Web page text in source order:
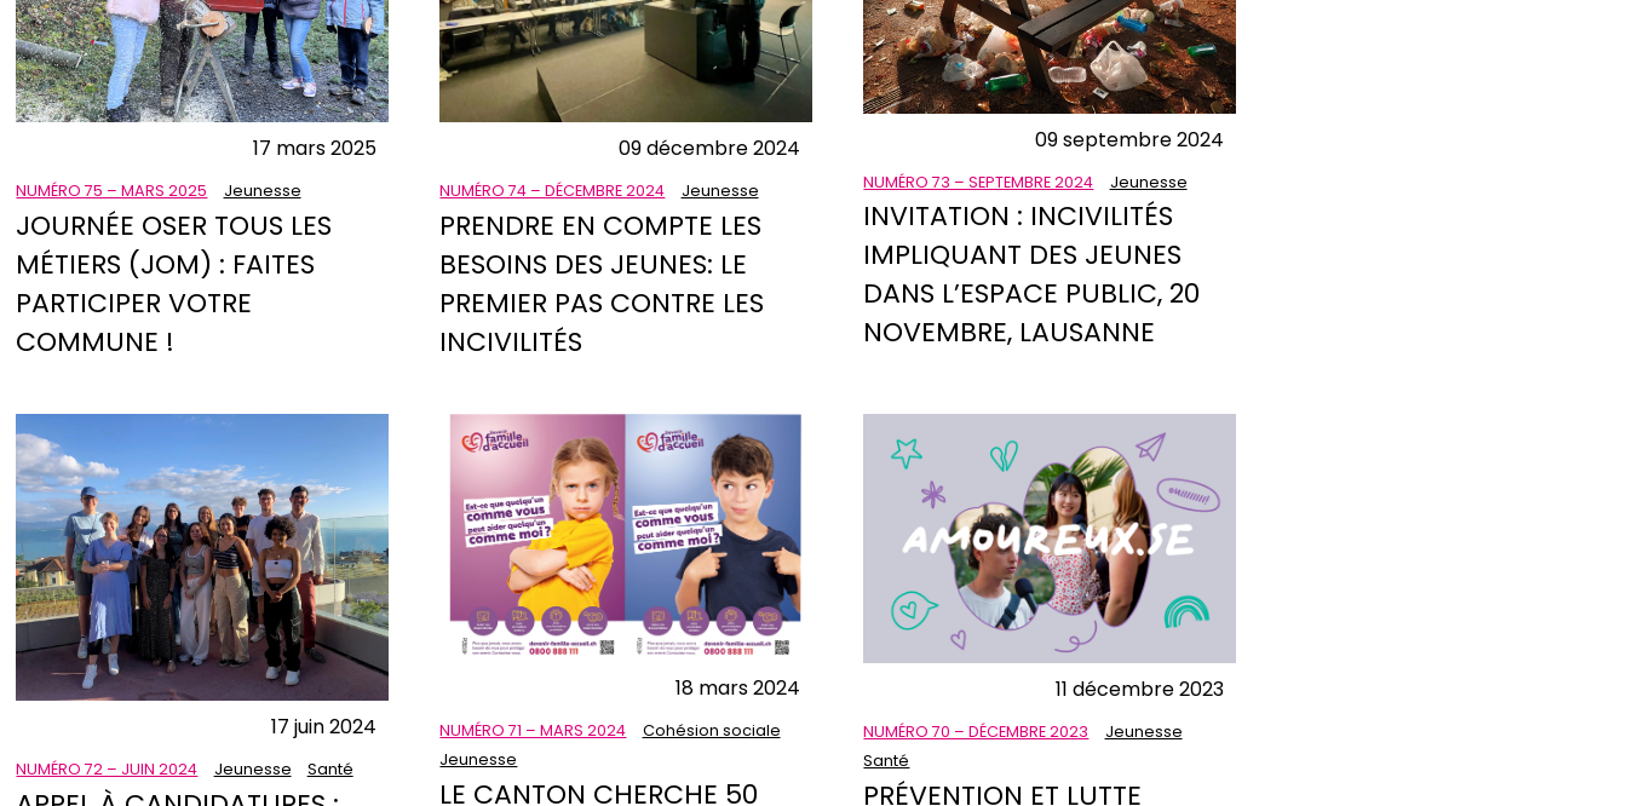
17 mars 2025
NUMÉRO 75 – MARS 2025 Jeunesse
JOURNÉE OSER TOUS LES
MÉTIERS (JOM) : FAITES
PARTICIPER VOTRE
COMMUNE !
09 décembre 2024
NUMÉRO 74 – DÉCEMBRE 2024 Jeunesse
PRENDRE EN COMPTE LES
BESOINS DES JEUNES: LE
PREMIER PAS CONTRE LES
INCIVILITÉS
09 septembre 2024
NUMÉRO 73 – SEPTEMBRE 2024 Jeunesse
INVITATION : INCIVILITÉS
IMPLIQUANT DES JEUNES
DANS L’ESPACE PUBLIC, 20
NOVEMBRE, LAUSANNE
17 juin 2024
NUMÉRO 72 – JUIN 2024 Jeunesse Santé
18 mars 2024
NUMÉRO 71 – MARS 2024
Cohésion sociale
Jeunesse
LE CANTON CHERCHE 50
11 décembre 2023
NUMÉRO 70 – DÉCEMBRE 2023
Jeunesse
Santé
PRÉVENTION ET LUTTE